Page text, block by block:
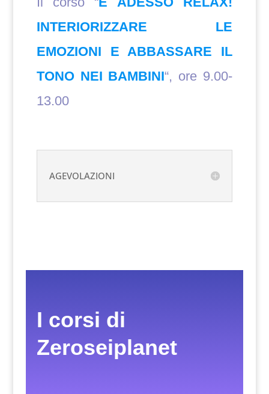
INTERIORIZZARE LE
EMOZIONI E ABBASSARE IL
TONO NEI BAMBINI“, ore 9.00-
13.00
AGEVOLAZIONI
I corsi di
Zeroseiplanet